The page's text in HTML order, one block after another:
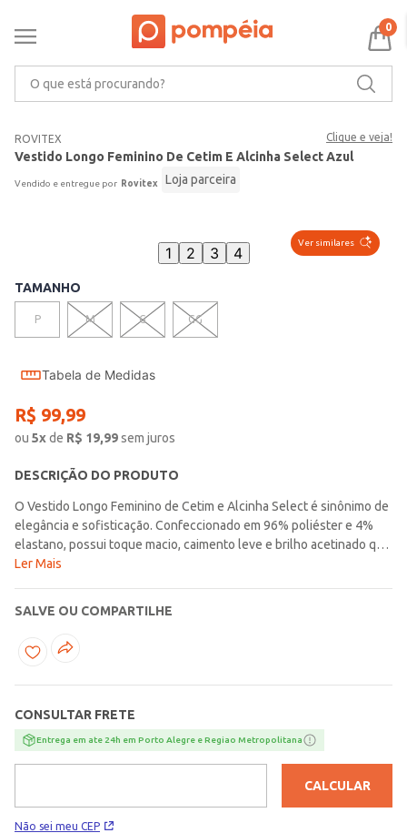
0
ROVITEX Clique e veja!
Vestido Longo Feminino De Cetim E Alcinha Select Azul
Rovitex Loja parceira
Ver similares
1 2 3 4
TAMANHO
P M G GG
Tabela de Medidas
R$ 99,99
ou 5xde R$ 19,99sem juros
DESCRIÇÃO DO PRODUTO
O Vestido Longo Feminino de Cetim e Alcinha Select é sinônimo de
elegância e sofisticação. Confeccionado em 96% poliéster e 4%
elastano, possui toque macio, caimento leve e brilho acetinado que
valoriza o visual. O modelo conta com alças finas ajustáveis,
charme e delicadeza, ideal para eventos especiais e produções
sofisticadas.
Ler Mais
SALVE OU COMPARTILHE
CONSULTAR FRETE
Entrega em ate 24h em Porto Alegre e Regiao Metropolitana
Não sei meu CEP
CALCULAR